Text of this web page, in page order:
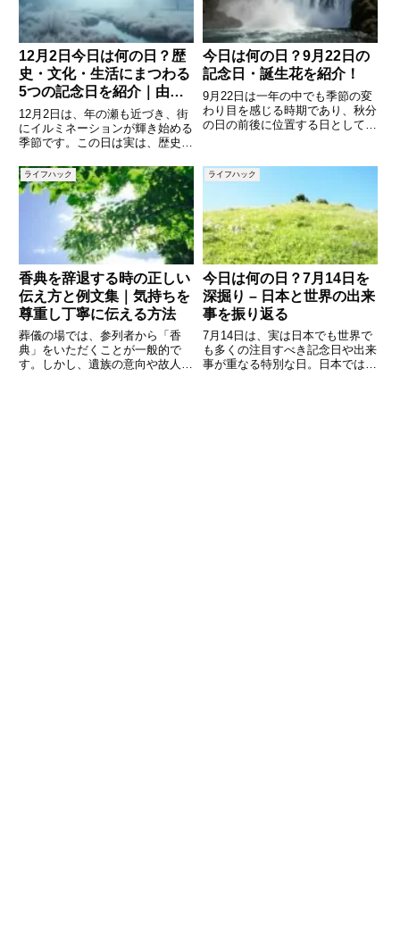
12月2日今日は何の日？歴
史・文化・生活にまつわる
5つの記念日を紹介｜由来
と意味をわかりやすく解説
12月2日は、年の瀬も近づき、街
にイルミネーションが輝き始める
季節です。この日は実は、歴史や
がいくつも制定されています。
「日本人宇宙飛行記念日」や「奴
隷制度廃止国際デー」など、世界
的な出来事や人類の進歩に関わる
今日は何の日？9月22日の
記念日・誕生花を紹介！
9月22日は一年の中でも季節の変
わり目を感じる時期であり、秋分
の日の前後に位置する日としても
史的な出来事や有名人の誕生日な
ども重なる日です。この記事では
「今日は何の日？」シリーズと
ライフハック
香典を辞退する時の正しい
伝え方と例文集｜気持ちを
尊重し丁寧に伝える方法
葬儀の場では、参列者から「香
典」をいただくことが一般的で
す。しかし、遺族の意向や故人の
ライフハック
今日は何の日？7月14日を
深掘り – 日本と世界の出来
事を振り返る
7月14日は、実は日本でも世界で
も多くの注目すべき記念日や出来
事が重なる特別な日。日本では